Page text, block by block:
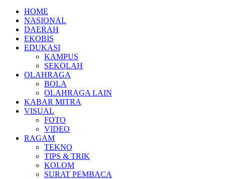
HOME
NASIONAL
DAERAH
EKOBIS
EDUKASI
KAMPUS
SEKOLAH
OLAHRAGA
BOLA
OLAHRAGA LAIN
KABAR MITRA
VISUAL
FOTO
VIDEO
RAGAM
TEKNO
TIPS & TRIK
KOLOM
SURAT PEMBACA